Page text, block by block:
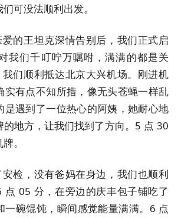
可没法顺利出发。
的王坦克深情告别后，我们正式启
我们千叮咛万嘱咐，满满的都是关
们顺利抵达北京大兴机场。刚进机
实有点不知所措，像无头苍蝇一样乱
是遇到了一位热心的阿姨，她耐心地
的地方，让我们找到了方向。5 点 30
。
检，没有爸妈在身边，我们也顺利
点 05 分，在旁边的庆丰包子铺吃了
一碗馄饨，瞬间感觉能量满满。6 点